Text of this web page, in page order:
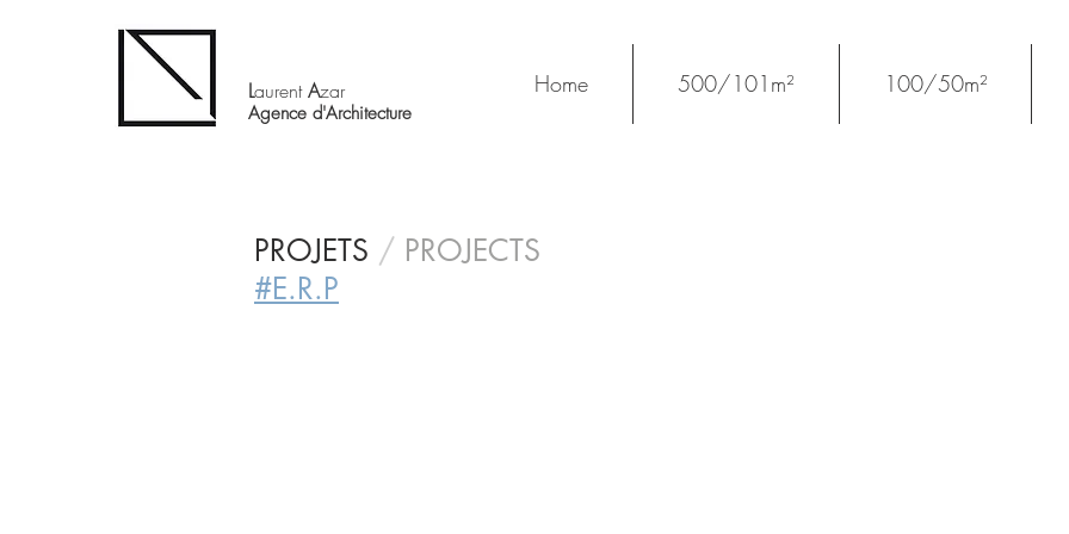
Home 500/101m² 100/50m²
LaurentAzar
Agence d'Architecture
PROJETS / PROJECTS
#E.R.P